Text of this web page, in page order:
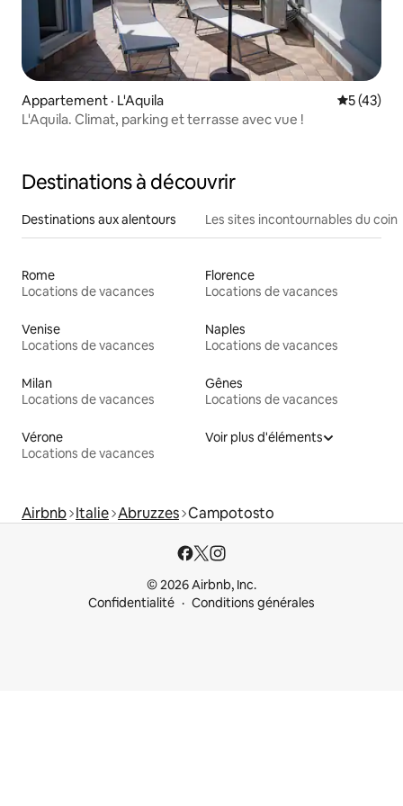
Appartement · L'Aquila Note
5 (43)
L'Aquila. Climat, parking et terrasse avec vue !
Destinations à découvrir
Destinations aux alentours Les sites incontournables du coin
Rome
Locations de vacances
Florence
Locations de vacances
Venise
Locations de vacances
Naples
Locations de vacances
Milan
Locations de vacances
Gênes
Locations de vacances
Vérone
Locations de vacances
Voir plus d'éléments
Airbnb Italie Abruzzes Campotosto
© 2026 Airbnb, Inc.
Confidentialité
Conditions générales